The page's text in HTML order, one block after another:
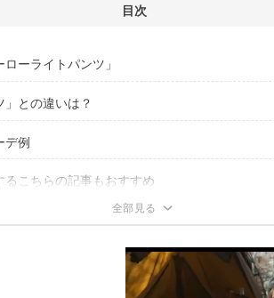
目次
ーライトパンツ」
ューをチェック！
」との違いは？
ーン
／ソロテックス」を採用
デ例
るこちらの記事もおすすめ